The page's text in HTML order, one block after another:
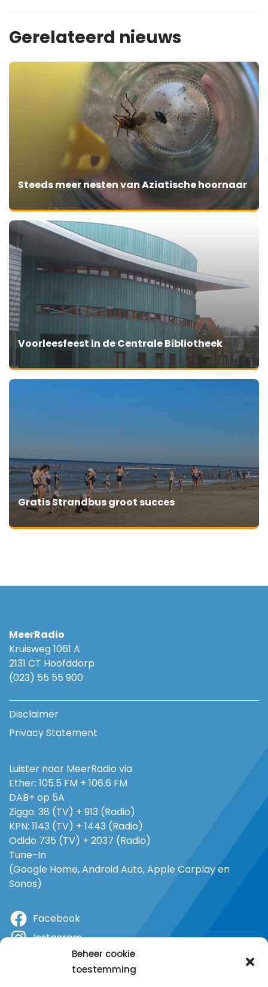
Beheer cookie
toestemming
Gerelateerd nieuws
Steeds meer nesten van Aziatische hoornaar
Voorleesfeest in de Centrale Bibliotheek
Gratis Strandbus groot succes
MeerRadio
Kruisweg 1061 A
2131 CT Hoofddorp
(023) 55 55 900
Disclaimer
Privacy Statement
Luister naar MeerRadio via
Ether: 105.5 FM + 106.6 FM
DAB+ op 5A
Ziggo: 38 (TV) + 913 (Radio)
KPN: 1143 (TV) + 1443 (Radio)
Odido 735 (TV) + 2037 (Radio)
Tune-In
(Google Home, Android Auto, Apple Carplay en
Sonos)
Facebook
Instagram
YouTube